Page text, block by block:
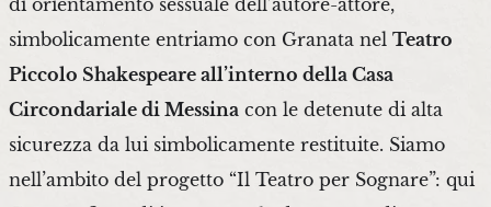
simbolicamente entriamo con Granata nel Teatro
Piccolo Shakespeare all’interno della Casa
Circondariale di Messina con le detenute di alta
sicurezza da lui simbolicamente restituite. Siamo
nell’ambito del progetto “Il Teatro per Sognare”: qui